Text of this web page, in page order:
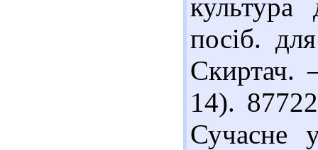
культура
посіб.
14).
Сучасне